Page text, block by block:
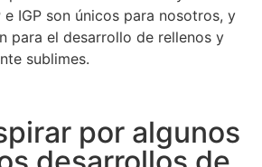
IGP son únicos para nosotros, y
para el desarrollo de rellenos y
sublimes.
por algunos